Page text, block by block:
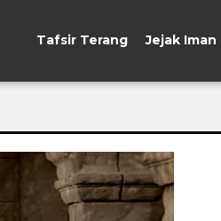
Tafsir Terang Jejak Iman